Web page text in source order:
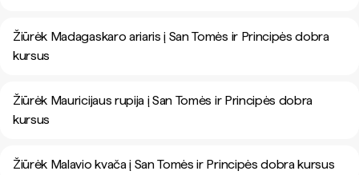
Žiūrėk Madagaskaro ariaris į San Tomės ir Principės dobra
kursus
Žiūrėk Mauricijaus rupija į San Tomės ir Principės dobra
kursus
Žiūrėk Malavio kvača į San Tomės ir Principės dobra kursus